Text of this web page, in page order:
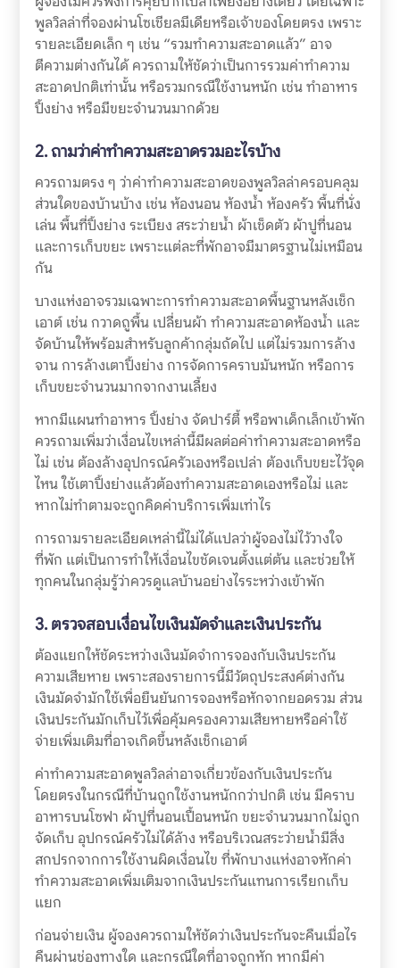
พูลวิลล่าที่จองผ่านโซเชียลมีเดียหรือเจ้าของโดยตรง เพราะ
รายละเอียดเล็ก ๆ เช่น “รวมทำความสะอาดแล้ว” อาจ
ตีความต่างกันได้ ควรถามให้ชัดว่าเป็นการรวมค่าทำความ
สะอาดปกติเท่านั้น หรือรวมกรณีใช้งานหนัก เช่น ทำอาหาร
ปิ้งย่าง หรือมีขยะจำนวนมากด้วย
2. ถามว่าค่าทำความสะอาดรวมอะไรบ้าง
ควรถามตรง ๆ ว่าค่าทำความสะอาดของพูลวิลล่าครอบคลุม
ส่วนใดของบ้านบ้าง เช่น ห้องนอน ห้องน้ำ ห้องครัว พื้นที่นั่ง
เล่น พื้นที่ปิ้งย่าง ระเบียง สระว่ายน้ำ ผ้าเช็ดตัว ผ้าปูที่นอน
และการเก็บขยะ เพราะแต่ละที่พักอาจมีมาตรฐานไม่เหมือน
กัน
บางแห่งอาจรวมเฉพาะการทำความสะอาดพื้นฐานหลังเช็ก
เอาต์ เช่น กวาดถูพื้น เปลี่ยนผ้า ทำความสะอาดห้องน้ำ และ
จัดบ้านให้พร้อมสำหรับลูกค้ากลุ่มถัดไป แต่ไม่รวมการล้าง
จาน การล้างเตาปิ้งย่าง การจัดการคราบมันหนัก หรือการ
เก็บขยะจำนวนมากจากงานเลี้ยง
หากมีแผนทำอาหาร ปิ้งย่าง จัดปาร์ตี้ หรือพาเด็กเล็กเข้าพัก
ควรถามเพิ่มว่าเงื่อนไขเหล่านี้มีผลต่อค่าทำความสะอาดหรือ
ไม่ เช่น ต้องล้างอุปกรณ์ครัวเองหรือเปล่า ต้องเก็บขยะไว้จุด
ไหน ใช้เตาปิ้งย่างแล้วต้องทำความสะอาดเองหรือไม่ และ
หากไม่ทำตามจะถูกคิดค่าบริการเพิ่มเท่าไร
การถามรายละเอียดเหล่านี้ไม่ได้แปลว่าผู้จองไม่ไว้วางใจ
ที่พัก แต่เป็นการทำให้เงื่อนไขชัดเจนตั้งแต่ต้น และช่วยให้
ทุกคนในกลุ่มรู้ว่าควรดูแลบ้านอย่างไรระหว่างเข้าพัก
3. ตรวจสอบเงื่อนไขเงินมัดจำและเงินประกัน
ต้องแยกให้ชัดระหว่างเงินมัดจำการจองกับเงินประกัน
ความเสียหาย เพราะสองรายการนี้มีวัตถุประสงค์ต่างกัน
เงินมัดจำมักใช้เพื่อยืนยันการจองหรือหักจากยอดรวม ส่วน
เงินประกันมักเก็บไว้เพื่อคุ้มครองความเสียหายหรือค่าใช้
จ่ายเพิ่มเติมที่อาจเกิดขึ้นหลังเช็กเอาต์
ค่าทำความสะอาดพูลวิลล่าอาจเกี่ยวข้องกับเงินประกัน
โดยตรงในกรณีที่บ้านถูกใช้งานหนักกว่าปกติ เช่น มีคราบ
อาหารบนโซฟา ผ้าปูที่นอนเปื้อนหนัก ขยะจำนวนมากไม่ถูก
จัดเก็บ อุปกรณ์ครัวไม่ได้ล้าง หรือบริเวณสระว่ายน้ำมีสิ่ง
สกปรกจากการใช้งานผิดเงื่อนไข ที่พักบางแห่งอาจหักค่า
ทำความสะอาดเพิ่มเติมจากเงินประกันแทนการเรียกเก็บ
แยก
ก่อนจ่ายเงิน ผู้จองควรถามให้ชัดว่าเงินประกันจะคืนเมื่อไร
คืนผ่านช่องทางใด และกรณีใดที่อาจถูกหัก หากมีค่า